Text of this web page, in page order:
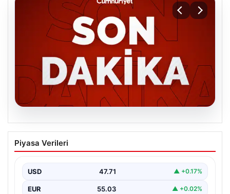
MGK’den 8 maddelik kritik bildiri: Dikkat
çeken ‘Terörsüz Bölge’ vurgusu
Piyasa Verileri
USD 47.71 ▲ +0.17%
EUR 55.03 ▲ +0.02%